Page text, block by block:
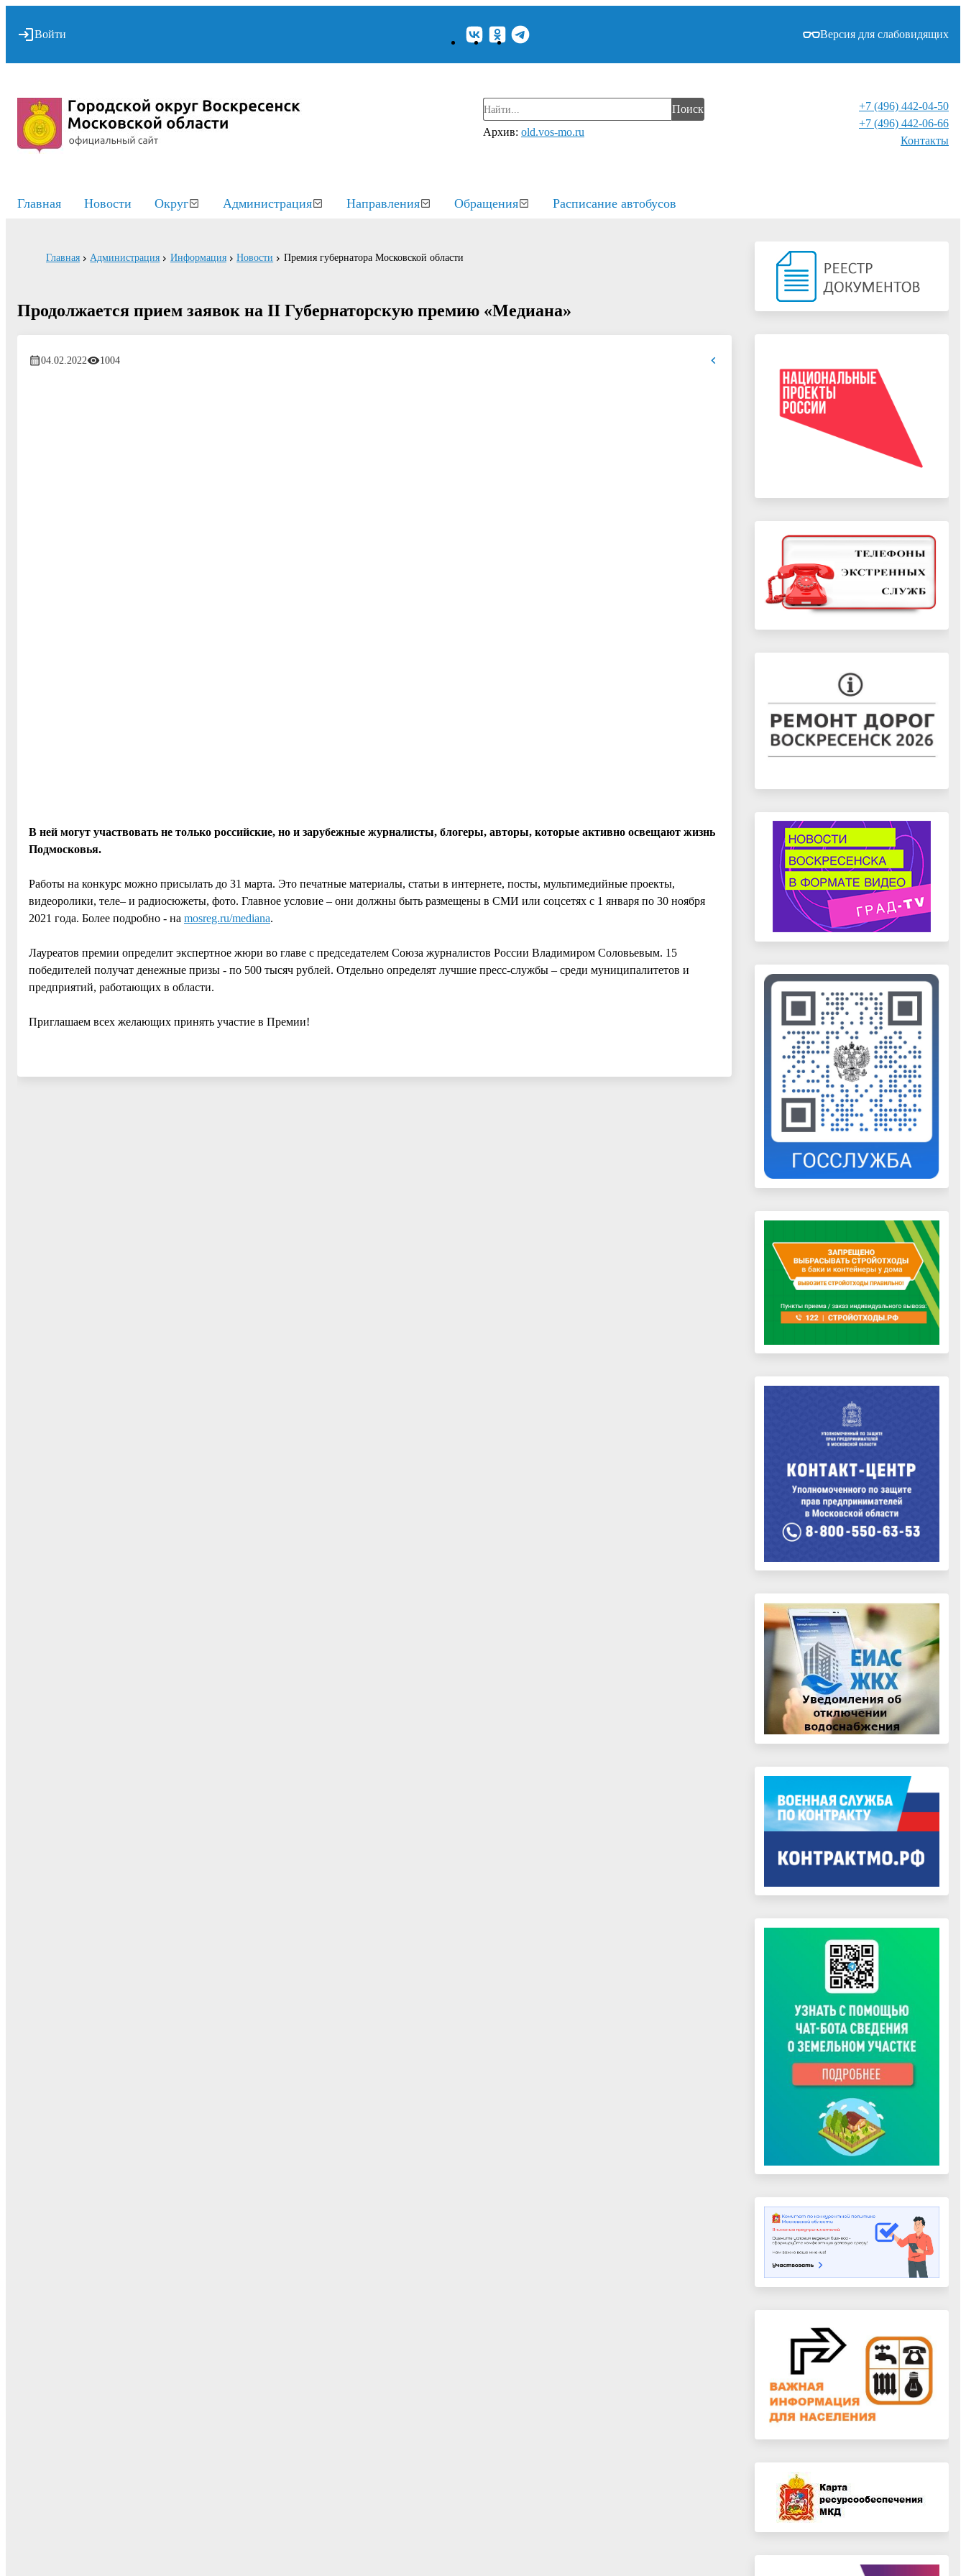
Войти Версия для слабовидящих
Поиск
Архив: old.vos-mo.ru
+7 (496) 442-04-50
+7 (496) 442-06-66
Контакты⁠
Главная Новости Округ Администрация Направления Обращения Расписание автобусов
Главная Администрация Информация Новости Премия губернатора Московской области
Продолжается прием заявок на II Губернаторскую премию «Медиана»
04.02.2022 1004
В ней могут участвовать не только российские, но и зарубежные журналисты, блогеры, авторы, которые активно освещают жизнь
Подмосковья.
Работы на конкурс можно присылать до 31 марта. Это печатные материалы, статьи в интернете, посты, мультимедийные проекты,
видеоролики, теле– и радиосюжеты, фото. Главное условие – они должны быть размещены в СМИ или соцсетях с 1 января по 30 ноября
2021 года. Более подробно - на mosreg.ru/mediana.
Лауреатов премии определит экспертное жюри во главе с председателем Союза журналистов России Владимиром Соловьевым. 15
победителей получат денежные призы - по 500 тысяч рублей. Отдельно определят лучшие пресс-службы – среди муниципалитетов и
предприятий, работающих в области.
Приглашаем всех желающих принять участие в Премии!